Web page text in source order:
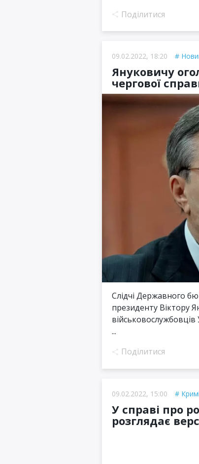
Поділитися
09.02.2022, 18:20
Януковичу
чергової
Слідчі Державного
президенту Віктору
...
Поділитися
09.02.2022, 15:00
У справі про
розглядає